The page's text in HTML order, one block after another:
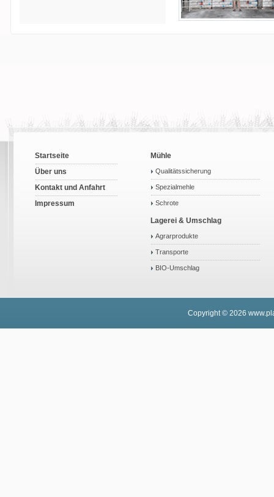
Startseite
Über uns
Kontakt und Anfahrt
Impressum
Mühle
Qualitätssicherung
Spezialmehle
Schrote
Lagerei & Umschlag
Agrarprodukte
Transporte
BIO-Umschlag
Copyright © 2026